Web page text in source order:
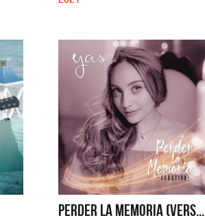
PERDER LA MEMORIA (VERS...
Los Palmeras
YO SOY - SINGLE